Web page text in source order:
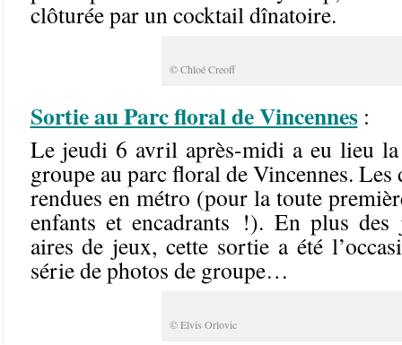
clôturée par un cocktail dînatoire.
© Chloé Creoff
Sortie au Parc floral de Vincennes:
Le jeudi 6 avril après-midi a eu lieu
groupe au parc floral de Vincennes. Les
rendues en métro (pour la toute
enfants et encadrants !). En plus
aires de jeux, cette sortie a été
série de photos de groupe…
© Elvis Orlovic